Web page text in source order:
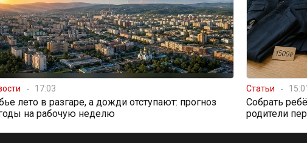
17:03
лето в разгаре, а дожди отступают: прогноз
на рабочую неделю
Статьи 15:01
Собрать
родители